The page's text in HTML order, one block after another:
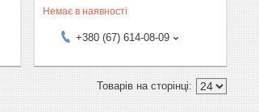
Немає в наявності
+380 (67) 614-08-09